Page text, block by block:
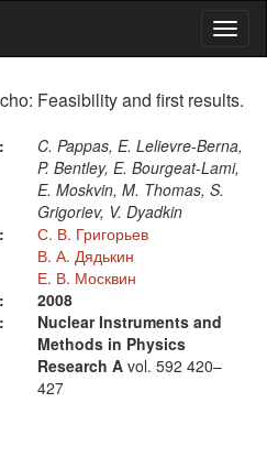
Feasibility and first results.
C. Pappas, E. Lelievre-Berna,
P. Bentley, E. Bourgeat-Lami,
E. Moskvin, M. Thomas, S.
Grigoriev, V. Dyadkin
С. В. Григорьев
В. А. Дядькин
Е. В. Москвин
2008
Nuclear Instruments and
Methods in Physics
Research A vol. 592 420–
427